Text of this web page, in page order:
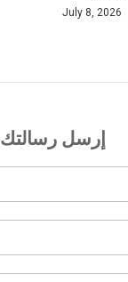
July 8, 2026
إرسل رسالتك